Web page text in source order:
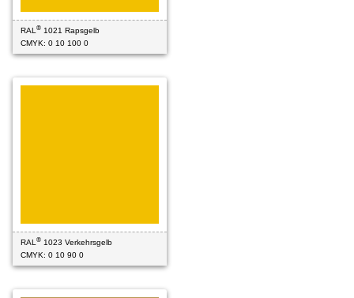
RAL® 1021 Rapsgelb
CMYK: 0 10 100 0
RAL® 1023 Verkehrsgelb
CMYK: 0 10 90 0